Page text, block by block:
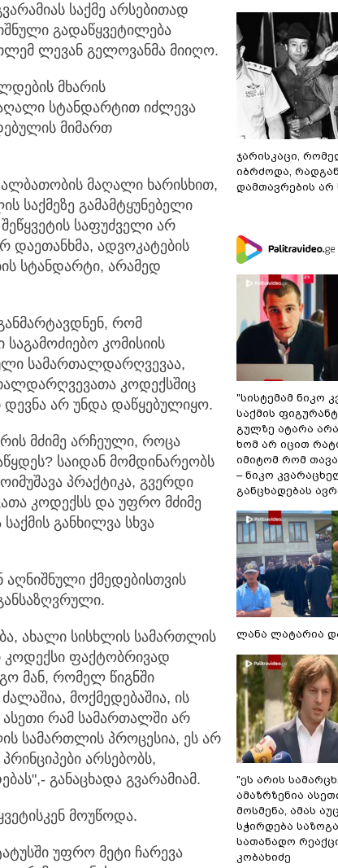
საქმე არსებითად
გადაწყვეტილება
ლევან გელოვანმა მიიღო.
მხარის
სტანდარტით იძლევა
მიმართ
მაღალი ხარისხით,
საქმეზე გამამტყუნებელი
საფუძველი არ
დაეთანხმა, ადვოკატების
სტანდარტი, არამედ
რომ
კომისიის
სამართალდარღვევაა,
კოდექსშიც
არ უნდა დაწყებულიყო.
მძიმე არჩეული, როცა
საიდან მომდინარეობს
პრაქტიკა, გვერდი
კოდექსს და უფრო მძიმე
განხილვა სხვა
ქმედებისთვის
ახალი სისხლის სამართლის
კოდექსი ფაქტობრივად
მან, რომელ წიგნში
მოქმედებაშია, ის
რამ სამართალში არ
სამართლის პროცესია, ეს არ
არსებობს,
განაცხადა გვარამიამ.
მოუწოდა.
უფრო მეტი ჩარევა
ჯარისკაცი,
იბრძოდა,
დამთავრების არ
"სისტემამ ნიკო
საქმის
გულზე ატარა
ხომ არ იცით
იმიტომ რომ
– ნიკო
განცხადებას
ლანა ლატარია
"ეს არის
ამაზრზენია
მოსმენა, ამას
სჭირდება
სათანადო
კობახიძე